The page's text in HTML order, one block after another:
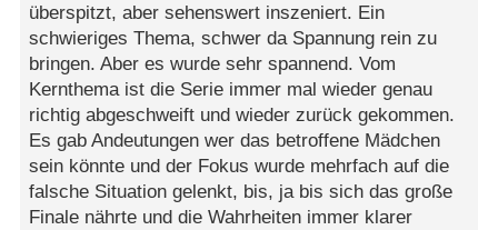
überspitzt, aber sehenswert inszeniert. Ein
schwieriges Thema, schwer da Spannung rein zu
bringen. Aber es wurde sehr spannend. Vom
Kernthema ist die Serie immer mal wieder genau
richtig abgeschweift und wieder zurück gekommen.
Es gab Andeutungen wer das betroffene Mädchen
sein könnte und der Fokus wurde mehrfach auf die
falsche Situation gelenkt, bis, ja bis sich das große
Finale nährte und die Wahrheiten immer klarer